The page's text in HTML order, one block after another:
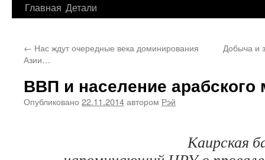
Перейти
содержимому
Главная Детали
← Нас ждут очередные века доминирования
Азии…
Добыча и
ВВП и население арабского
Опубликовано 22.11.2014автором Рэй
Каирская